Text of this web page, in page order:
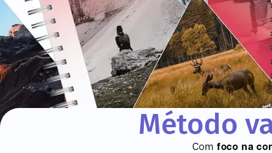
Método
Com foco na